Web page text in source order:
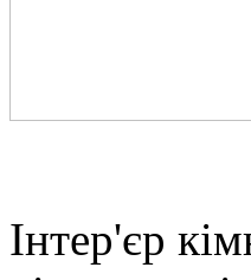
Інтер'єр